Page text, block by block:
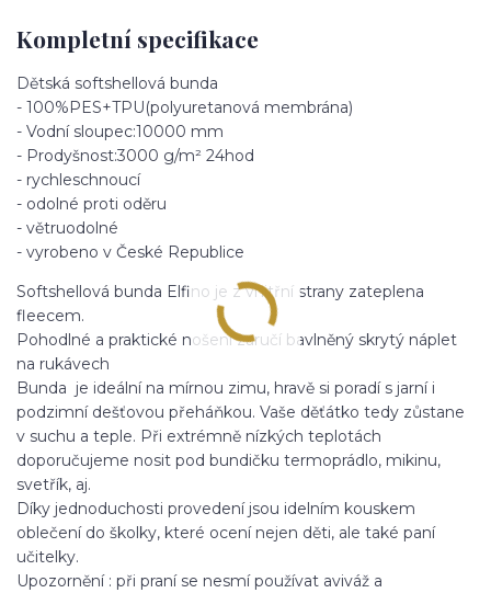
Kompletní specifikace
Dětská softshellová bunda
- 100%PES+TPU(polyuretanová membrána)
- Vodní sloupec:10000 mm
- Prodyšnost:3000 g/m² 24hod
- rychleschnoucí
- odolné proti oděru
- větruodolné
- vyrobeno v České Republice
Softshellová bunda Elfino je z vnitřní strany zateplena
fleecem.
Pohodlné a praktické nošení zaručí bavlněný skrytý náplet
na rukávech
Bunda je ideální na mírnou zimu, hravě si poradí s jarní i
podzimní dešťovou přeháňkou. Vaše děťátko tedy zůstane
v suchu a teple. Při extrémně nízkých teplotách
doporučujeme nosit pod bundičku termoprádlo, mikinu,
svetřík, aj.
Díky jednoduchosti provedení jsou idelním kouskem
oblečení do školky, které ocení nejen děti, ale také paní
učitelky.
Upozornění : při praní se nesmí používat aviváž a